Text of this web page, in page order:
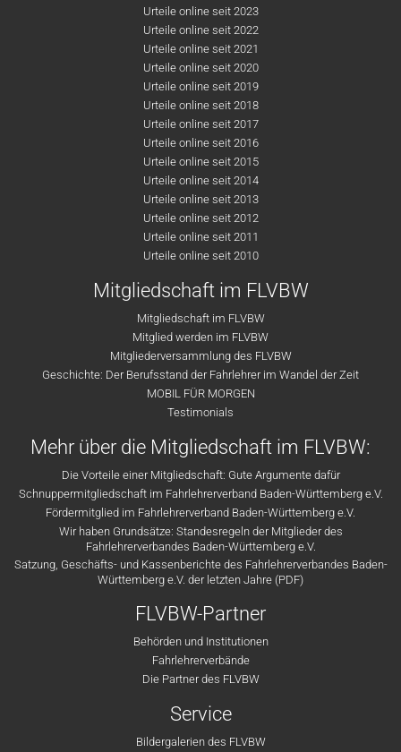
Urteile online seit 2023
Urteile online seit 2022
Urteile online seit 2021
Urteile online seit 2020
Urteile online seit 2019
Urteile online seit 2018
Urteile online seit 2017
Urteile online seit 2016
Urteile online seit 2015
Urteile online seit 2014
Urteile online seit 2013
Urteile online seit 2012
Urteile online seit 2011
Urteile online seit 2010
Mitgliedschaft im FLVBW
Mitgliedschaft im FLVBW
Mitglied werden im FLVBW
Mitgliederversammlung des FLVBW
Geschichte: Der Berufsstand der Fahrlehrer im Wandel der Zeit
MOBIL FÜR MORGEN
Testimonials
Mehr über die Mitgliedschaft im FLVBW:
Die Vorteile einer Mitgliedschaft: Gute Argumente dafür
Schnuppermitgliedschaft im Fahrlehrerverband Baden-Württemberg e.V.
Fördermitglied im Fahrlehrerverband Baden-Württemberg e.V.
Wir haben Grundsätze: Standesregeln der Mitglieder des
Fahrlehrerverbandes Baden-Württemberg e.V.
Satzung, Geschäfts- und Kassenberichte des Fahrlehrerverbandes Baden-
Württemberg e.V. der letzten Jahre (PDF)
FLVBW-Partner
Behörden und Institutionen
Fahrlehrerverbände
Die Partner des FLVBW
Service
Bildergalerien des FLVBW